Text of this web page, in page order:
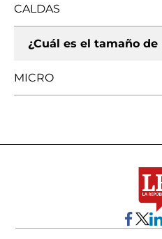
CALDAS
¿Cuál es el tamaño de
MICRO